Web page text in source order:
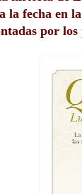
la fecha en
por los